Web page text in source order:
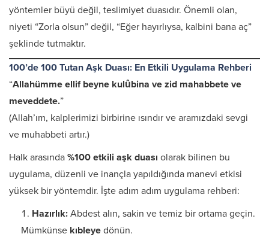
yöntemler büyü değil, teslimiyet duasıdır. Önemli olan,
niyeti “Zorla olsun” değil, “Eğer hayırlıysa, kalbini bana aç”
şeklinde tutmaktır.
100’de 100 Tutan Aşk Duası: En Etkili Uygulama Rehberi
“Allahümme ellif beyne kulûbina ve zid mahabbete ve
meveddete.”
(Allah’ım, kalplerimizi birbirine ısındır ve aramızdaki sevgi
ve muhabbeti artır.)
Halk arasında %100 etkili aşk duası olarak bilinen bu
uygulama, düzenli ve inançla yapıldığında manevi etkisi
yüksek bir yöntemdir. İşte adım adım uygulama rehberi:
Hazırlık: Abdest alın, sakin ve temiz bir ortama geçin.
Mümkünse kıbleye dönün.